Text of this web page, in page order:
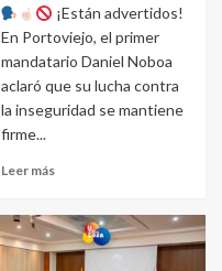
¡Están advertidos!
En Portoviejo, el primer
mandatario Daniel Noboa
aclaró que su lucha contra
la inseguridad se mantiene
firme...
Leer más